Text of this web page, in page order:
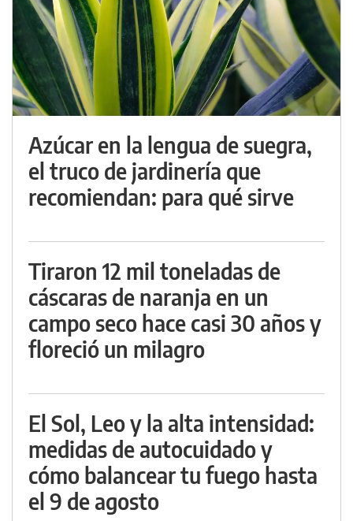
Azúcar en la lengua de suegra,
el truco de jardinería que
recomiendan: para qué sirve
Tiraron 12 mil toneladas de
cáscaras de naranja en un
campo seco hace casi 30 años y
floreció un milagro
El Sol, Leo y la alta intensidad:
medidas de autocuidado y
cómo balancear tu fuego hasta
el 9 de agosto